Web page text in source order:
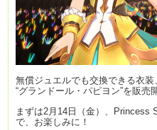
無償ジュエルでも交換できる衣装
“グランドール・パピヨン”を販売
まずは2月14日（金）、Princess
で、お楽しみに！